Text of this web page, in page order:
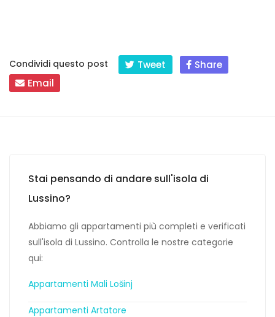
Condividi questo post Tweet
Share
Email
Stai pensando di andare sull'isola di
Lussino?
Abbiamo gli appartamenti più completi e verificati
sull'isola di Lussino. Controlla le nostre categorie
qui:
Appartamenti Mali Lošinj
Appartamenti Artatore